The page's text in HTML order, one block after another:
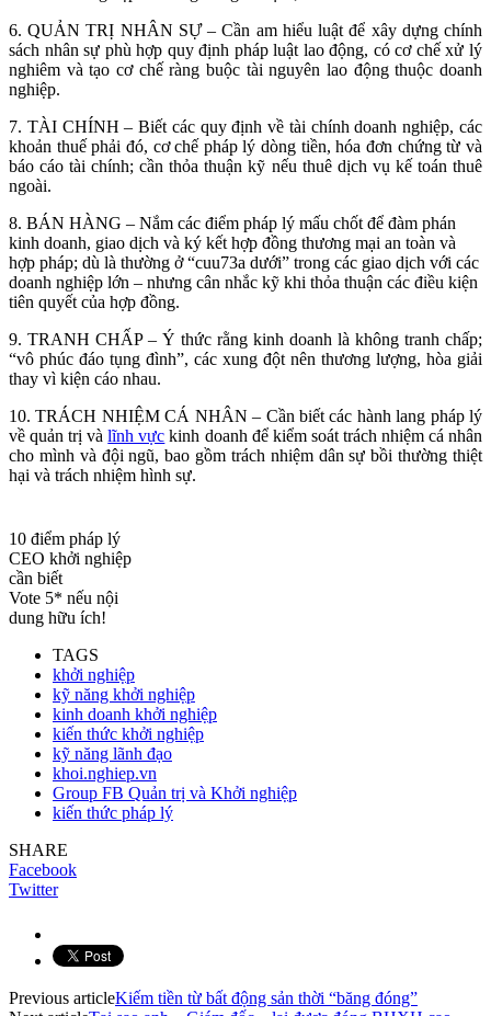
6. QUẢN TRỊ NHÂN SỰ – Cần am hiểu luật để xây dựng chính
sách nhân sự phù hợp quy định pháp luật lao động, có cơ chế xử lý
nghiêm và tạo cơ chế ràng buộc tài nguyên lao động thuộc doanh
nghiệp.
7. TÀI CHÍNH – Biết các quy định về tài chính doanh nghiệp, các
khoản thuế phải đó, cơ chế pháp lý dòng tiền, hóa đơn chứng từ và
báo cáo tài chính; cần thỏa thuận kỹ nếu thuê dịch vụ kế toán thuê
ngoài.
8. BÁN HÀNG – Nắm các điểm pháp lý mấu chốt để đàm phán
kinh doanh, giao dịch và ký kết hợp đồng thương mại an toàn và
hợp pháp; dù là thường ở “cuu73a dưới” trong các giao dịch với các
doanh nghiệp lớn – nhưng cân nhắc kỹ khi thỏa thuận các điều kiện
tiên quyết của hợp đồng.
9. TRANH CHẤP – Ý thức rằng kinh doanh là không tranh chấp;
“vô phúc đáo tụng đình”, các xung đột nên thương lượng, hòa giải
thay vì kiện cáo nhau.
10. TRÁCH NHIỆM CÁ NHÂN – Cần biết các hành lang pháp lý
về quản trị vàlĩnh vực kinh doanh để kiểm soát trách nhiệm cá nhân
cho mình và đội ngũ, bao gồm trách nhiệm dân sự bồi thường thiệt
hại và trách nhiệm hình sự.
10 điểm pháp lý
CEO khởi nghiệp
cần biết
Vote 5* nếu nội
dung hữu ích!
TAGS
khởi nghiệp
kỹ năng khởi nghiệp
kinh doanh khởi nghiệp
kiến thức khởi nghiệp
kỹ năng lãnh đạo
khoi.nghiep.vn
Group FB Quản trị và Khởi nghiệp
kiến thức pháp lý
SHARE
Facebook
Twitter
Previous articleKiếm tiền từ bất động sản thời “băng đóng”